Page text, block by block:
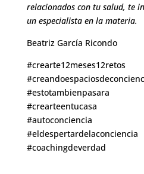
relacionados con tu salud, te
un especialista en la materia.
Beatriz García Ricondo
#crearte12meses12retos
#estotambienpasara
#crearteentucasa
#autoconciencia
#eldespertardelaconciencia
#coachingdeverdad